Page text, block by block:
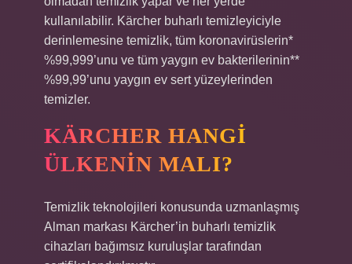
kullanılabilir. Kärcher buharlı temizleyiciyle
derinlemesine temizlik, tüm koronavirüslerin*
%99,999’unu ve tüm yaygın ev bakterilerinin**
%99,99’unu yaygın ev sert yüzeylerinden
temizler.
KÄRCHER HANGI
ÜLKENIN MALI?
Temizlik teknolojileri konusunda uzmanlaşmış
Alman markası Kärcher’in buharlı temizlik
cihazları bağımsız kuruluşlar tarafından